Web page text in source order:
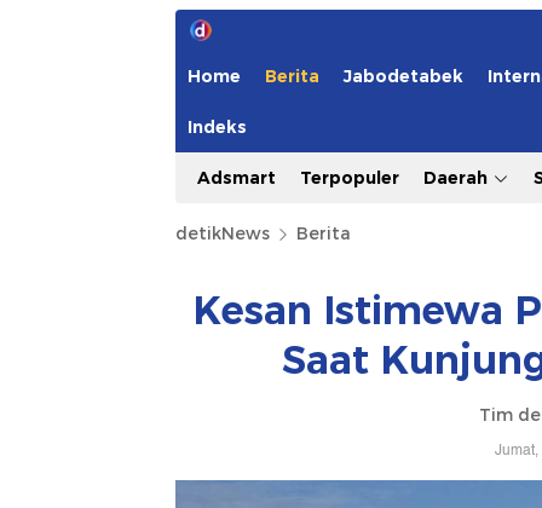
Home Berita Jabodetabek
Indeks
Adsmart Terpopuler Daerah
detikNews Berita
Kesan Istimewa
Saat
Tim